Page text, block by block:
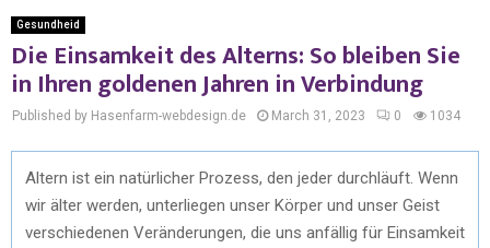
Gesundheid
Die Einsamkeit des Alterns: So bleiben Sie
in Ihren goldenen Jahren in Verbindung
Published by Hasenfarm-webdesign.de March 31, 2023 0 1034
Altern ist ein natürlicher Prozess, den jeder durchläuft. Wenn
wir älter werden, unterliegen unser Körper und unser Geist
verschiedenen Veränderungen, die uns anfällig für Einsamkeit